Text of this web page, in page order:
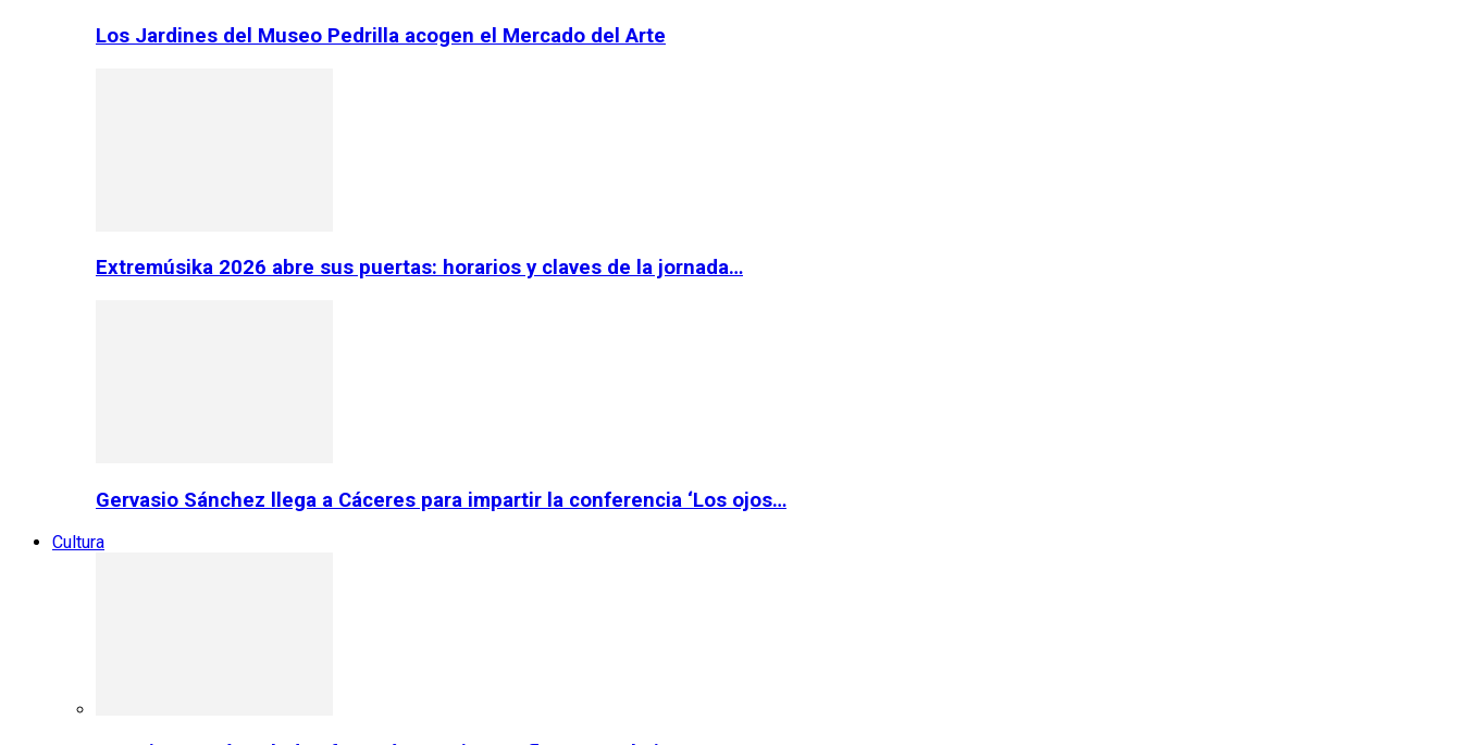
Los Jardines del Museo Pedrilla acogen el Mercado del Arte
Extremúsika 2026 abre sus puertas: horarios y claves de la jornada…
Gervasio Sánchez llega a Cáceres para impartir la conferencia ‘Los ojos…
Cultura